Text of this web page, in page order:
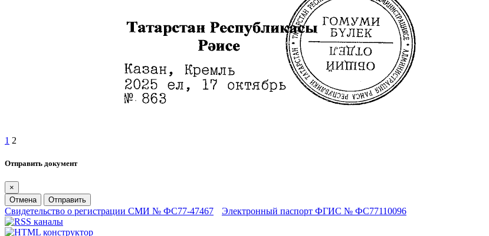
1 2
Отправить документ
×
Отмена
Отправить
Свидетельство о регистрации СМИ № ФС77-47467 Электронный паспорт ФГИС № ФС77110096